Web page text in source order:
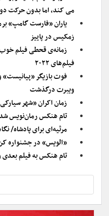
می کند، اما بدون حرکت
یاران «فارست گامپ»
زمکیس در پاییز
زمانه‌ی قحطی فیلم
فیلم‌های ۲۰۲۲
فوت بازیگر
ویبرت درگذشت
زمان اکران «شهر
تام هنکس رمان‌نویس شد
مرثیه‌ای برای پادشاه/
«الویس» در جشنواره
تام هنکس به فیلم